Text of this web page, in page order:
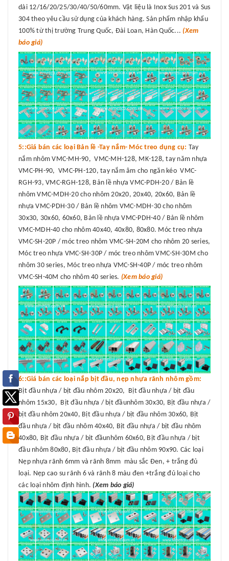
dài 12/16/20/25/30/40/50/60mm. Vật liệu là Inox Sus 201 và Sus
304 theo yêu cầu sử dụng của khách hàng. Sản phẩm nhập khẩu
100% từ thị trường Trung Quốc, Đài Loan, Hàn Quốc... (Xem
báo giá)
5::Giá bán các loại Bản lề -Tay nắm- Móc treo dụng cụ: Tay
nắm nhôm VMC-MH-90, VMC-MH-128, MK-128, tay năm nhựa
VMC-PH-90, VMC-PH-120, tay nắm âm cho ngăn kéo VMC-
RGH-93, VMC-RGH-128, Bản lề nhựa VMC-PDH-20 / Bản lề
nhôm VMC-MDH-20 cho nhôm 20x20, 20x40, 20x60, Bản lề
nhựa VMC-PDH-30 / Bản lề nhôm VMC-MDH-30 cho nhôm
30x30, 30x60, 60x60, Bản lề nhựa VMC-PDH-40 / Bản lề nhôm
VMC-MDH-40 cho nhôm 40x40, 40x80, 80x80. Móc treo nhựa
VMC-SH-20P / móc treo nhôm VMC-SH-20M cho nhôm 20 series,
Móc treo nhựa VMC-SH-30P / móc treo nhôm VMC-SH-30M cho
nhôm 30 series, Móc treo nhựa VMC-SH-40P / móc treo nhôm
VMC-SH-40M cho nhôm 40 series. (Xem báo giá)
6::Giá bán các loại nắp bịt đầu, nẹp nhựa rãnh nhôm gồm:
Bịt đầu nhựa / bịt đầu nhôm 20x20, Bịt đầu nhựa / bịt đầu
nhôm 15x30, Bịt đầu nhựa / bịt đầunhôm 30x30, Bịt đầu nhựa /
bịt đầu nhôm 20x40, Bịt đầu nhựa / bịt đầu nhôm 30x60, Bịt
đầu nhựa / bịt đầu nhôm 40x40, Bịt đầu nhựa / bịt đầu nhôm
40x80, Bịt đầu nhựa / bịt đầunhôm 60x60, Bịt đầu nhựa / bịt
đầu nhôm 80x80, Bịt đầu nhựa / bịt đầu nhôm 90x90. Các loại
Nẹp nhựa rãnh 6mm và rãnh 8mm màu sắc Đen, + trắng đủ
loại. Nẹp cao su rãnh 6 và rãnh 8 màu đen +trắng đủ loại cho
các loại nhôm định hình. (Xem báo giá)